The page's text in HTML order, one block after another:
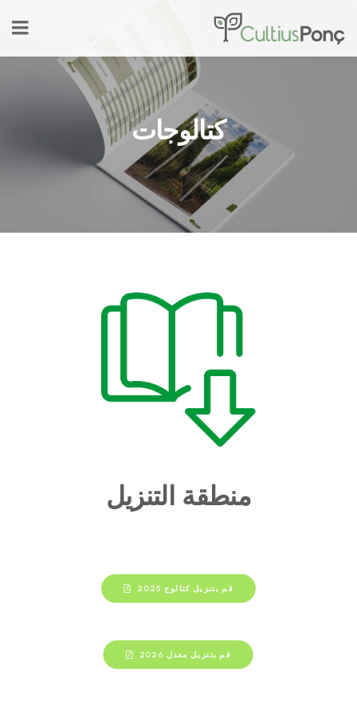
كتالوجات
منطقة التنزيل
قم بتنزيل كتالوج 2025
قم بتنزيل معدل 2026